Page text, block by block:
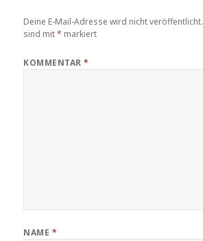
Deine E-Mail-Adresse wird nicht veröffentlicht.
sind mit* markiert
KOMMENTAR*
NAME *